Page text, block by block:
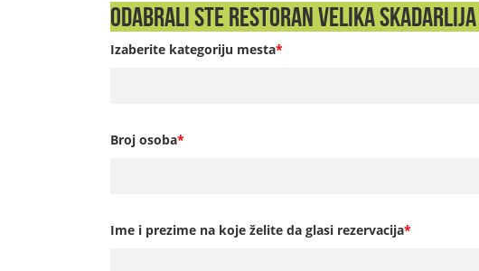
Odabrali ste Restoran Velika Skadarlija
Izaberite kategoriju mesta*
Broj osoba*
Ime i prezime na koje želite da glasi rezervacija*